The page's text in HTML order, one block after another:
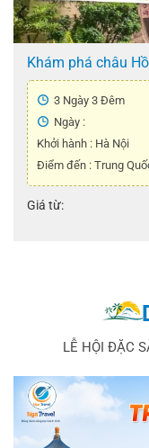
Khám phá châu
3 Ngày 3 Đêm
Ngày :
Khởi hành : Hà Nội
Điểm đến : Trung
Giá từ:
LỄ HỘI ĐẶC